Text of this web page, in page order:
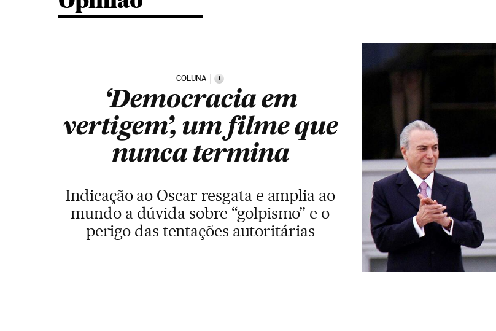
COLUNA i
‘Democracia em
vertigem’, um filme que
nunca termina
Indicação ao Oscar resgata e amplia ao
mundo a dúvida sobre “golpismo” e o
perigo das tentações autoritárias